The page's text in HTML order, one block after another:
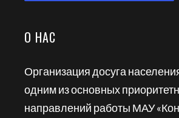
О НАС
Организация досуга
одним из основных
направлений работы МАУ